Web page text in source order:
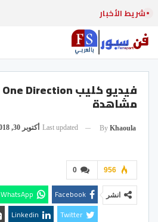
شريط الأخبار
مشاهدة
By Khaoula
Last updated أكتوبر 30, 2018
0 956
انشر Facebook
WhatsApp
Twitter
Linkedin